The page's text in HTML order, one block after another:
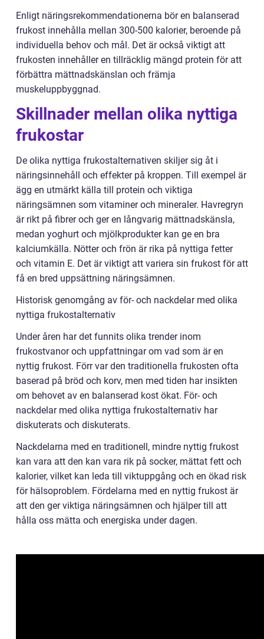
Enligt näringsrekommendationerna bör en balanserad
frukost innehålla mellan 300-500 kalorier, beroende på
individuella behov och mål. Det är också viktigt att
frukosten innehåller en tillräcklig mängd protein för att
förbättra mättnadskänslan och främja
muskeluppbyggnad.
Skillnader mellan olika nyttiga
frukostar
De olika nyttiga frukostalternativen skiljer sig åt i
näringsinnehåll och effekter på kroppen. Till exempel är
ägg en utmärkt källa till protein och viktiga
näringsämnen som vitaminer och mineraler. Havregryn
är rikt på fibrer och ger en långvarig mättnadskänsla,
medan yoghurt och mjölkprodukter kan ge en bra
kalciumkälla. Nötter och frön är rika på nyttiga fetter
och vitamin E. Det är viktigt att variera sin frukost för att
få en bred uppsättning näringsämnen.
Historisk genomgång av för- och nackdelar med olika
nyttiga frukostalternativ
Under åren har det funnits olika trender inom
frukostvanor och uppfattningar om vad som är en
nyttig frukost. Förr var den traditionella frukosten ofta
baserad på bröd och korv, men med tiden har insikten
om behovet av en balanserad kost ökat. För- och
nackdelar med olika nyttiga frukostalternativ har
diskuterats och diskuterats.
Nackdelarna med en traditionell, mindre nyttig frukost
kan vara att den kan vara rik på socker, mättat fett och
kalorier, vilket kan leda till viktuppgång och en ökad risk
för hälsoproblem. Fördelarna med en nyttig frukost är
att den ger viktiga näringsämnen och hjälper till att
hålla oss mätta och energiska under dagen.